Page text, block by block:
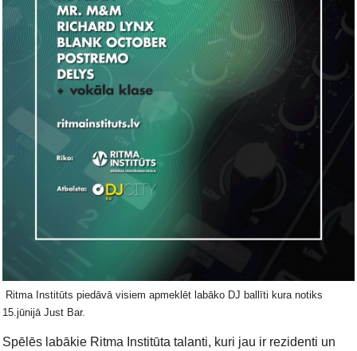
Ritma Institūts piedāvā visiem apmeklēt labāko DJ ballīti kura notiks
15.jūnijā Just Bar.
Spēlēs labākie Ritma Institūta talanti, kuri jau ir rezidenti un